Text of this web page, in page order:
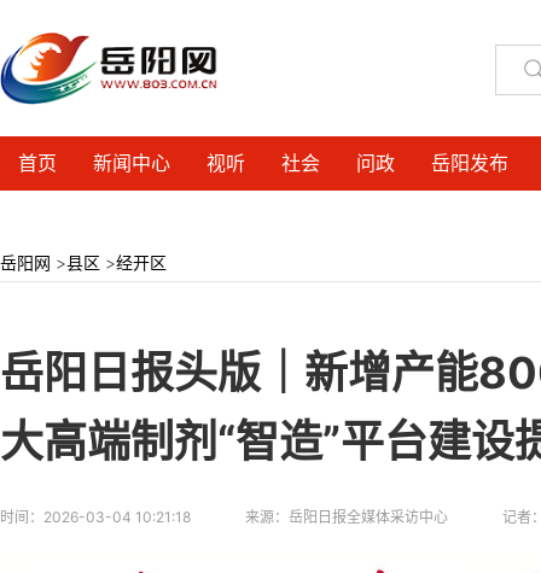
首页 新闻中心 视听 社会 问政 岳阳发布
岳阳网 >县区 >经开区
岳阳日报头版｜新增产能
大高端制剂“智造”平台建设
时间： 2026-03-04 10:21:18 来源： 岳阳日报全媒体采访中心 记者